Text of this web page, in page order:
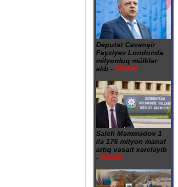
Deputat Cavanşir
Feyziyev Londonda
milyonluq mülklər
alıb - SİYAHI
Saleh Məmmədov 1
ilə 176 milyon manat
artıq vəsait xərcləyib
- RƏSMİ